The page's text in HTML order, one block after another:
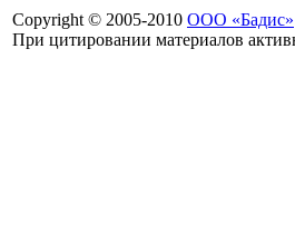
Copyright © 2005-2010 ООО «Бадис»
При цитировании материалов